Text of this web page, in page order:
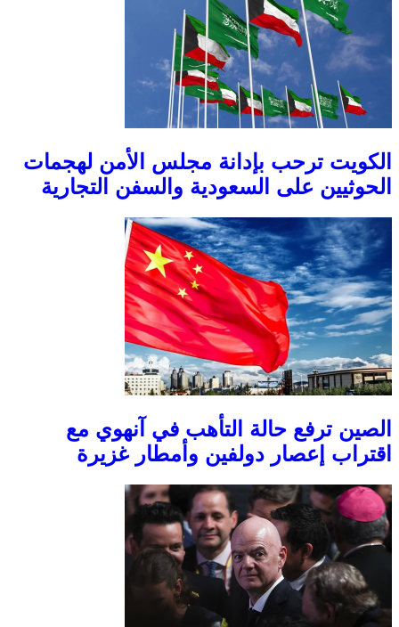
الكويت ترحب بإدانة مجلس الأمن لهجمات
الحوثيين على السعودية والسفن التجارية
الصين ترفع حالة التأهب في آنهوي مع
اقتراب إعصار دولفين وأمطار غزيرة